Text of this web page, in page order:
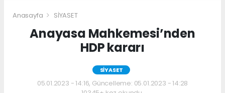
Anasayfa SİYASET
Anayasa Mahkemesi’nden
HDP kararı
SİYASET
05.01.2023 - 14:16, Güncelleme: 05.01.2023 - 14:28